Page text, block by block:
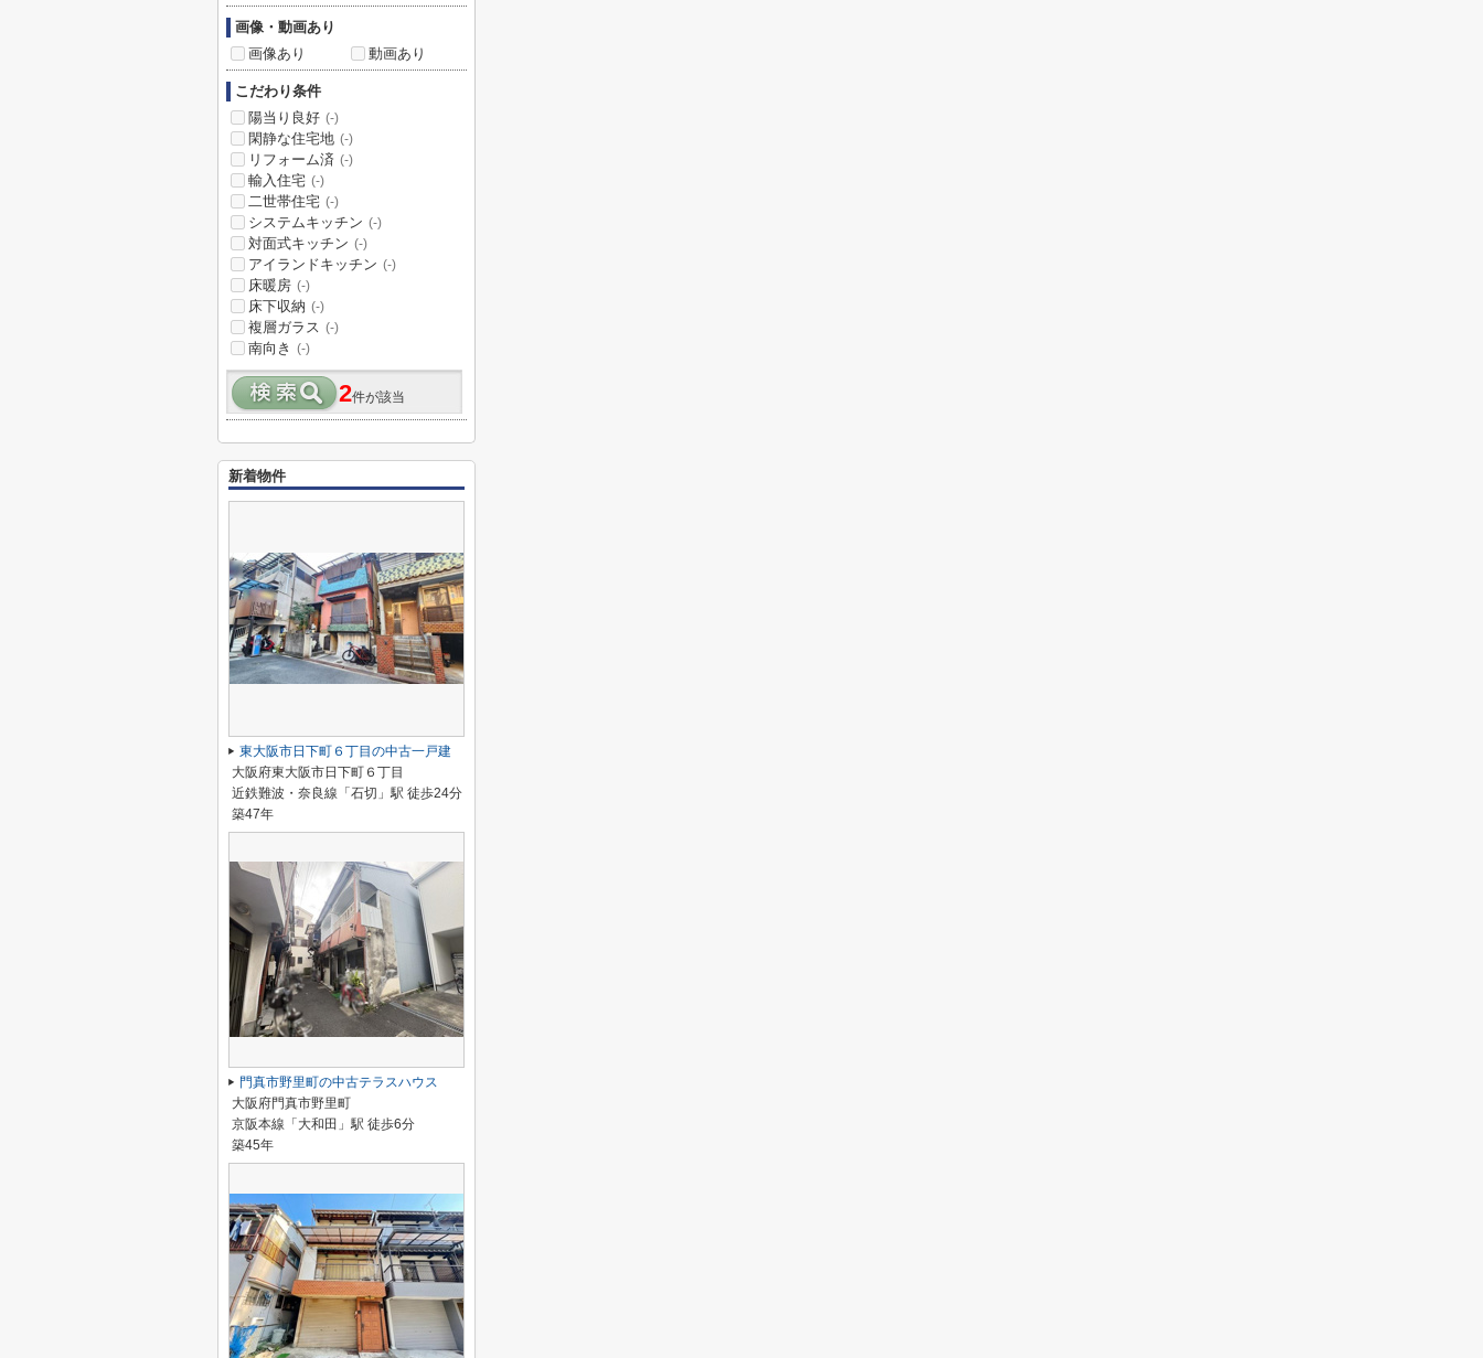
画像・動画あり
画像あり
動画あり
こだわり条件
陽当り良好 (-)
閑静な住宅地 (-)
リフォーム済 (-)
輸入住宅 (-)
二世帯住宅 (-)
システムキッチン (-)
対面式キッチン (-)
アイランドキッチン (-)
床暖房 (-)
床下収納 (-)
複層ガラス (-)
南向き (-)
2件が該当
新着物件
東大阪市日下町６丁目の中古一戸建
大阪府東大阪市日下町６丁目
近鉄難波・奈良線「石切」駅 徒歩24分
築47年
門真市野里町の中古テラスハウス
大阪府門真市野里町
京阪本線「大和田」駅 徒歩6分
築45年